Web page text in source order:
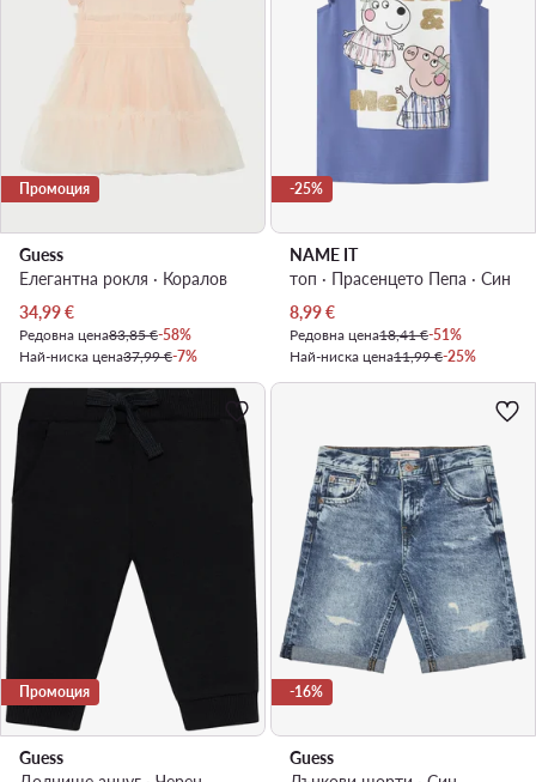
Промоция
Guess
Елегантна рокля · Коралов
Актуална цена
34,99€
Редовна цена83,85 €-58%
Най-ниска цена37,99 €-7%
-25%
NAME IT
топ · Прасенцето Пепа · Син
Актуална цена
8,99€
Редовна цена18,41 €-51%
Най-ниска цена11,99 €-25%
Промоция
Guess
-16%
Guess